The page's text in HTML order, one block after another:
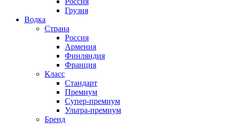
Грузия
Водка
Страна
Россия
Армения
Финляндия
Франция
Класс
Стандарт
Премиум
Супер-премиум
Ультра-премиум
Бренд